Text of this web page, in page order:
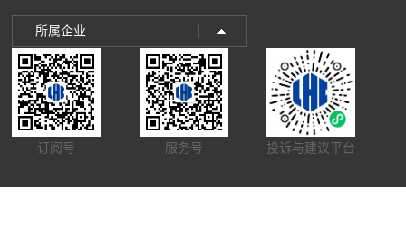
所属企业
订阅号 服务号 投诉与建议平台